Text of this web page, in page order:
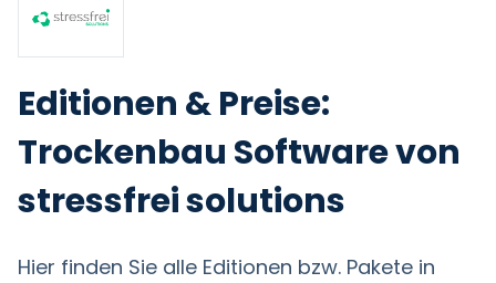
Editionen & Preise:
Trockenbau Software von
stressfrei solutions
Hier finden Sie alle Editionen bzw. Pakete in